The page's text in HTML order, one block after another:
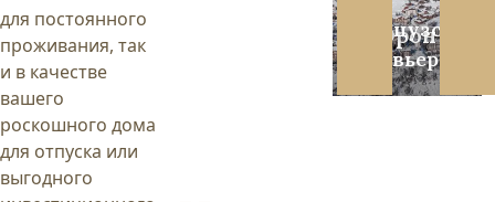
для постоянного
проживания, так
и в качестве
вашего
роскошного дома
для отпуска или
выгодного
Орон
Французская
Ривьера